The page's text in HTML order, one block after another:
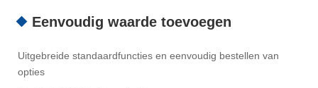
Eenvoudig waarde toevoegen
Uitgebreide standaardfuncties en eenvoudig bestellen van
opties